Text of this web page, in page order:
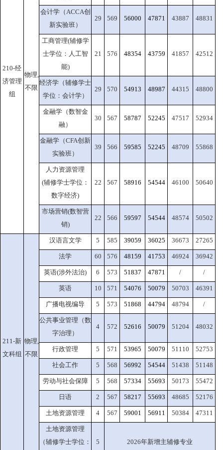
210-经
济管理
组
物理,
不限
会计学（ACCA创
新实验班）
29 569 56000 47871 43887 48831
工商管理(辅修学
士学位：人工智
能)
21 576 48354 43759 41857 42512
经济学（辅修学士
学位：会计学）
29 570 54913 48987 44315 48800
金融学（数智金
融）
30 567 58787 52245 47517 52934
金融学（CFA创新
实验班）
39 566 59585 52245 48709 55868
人力资源管理
(辅修学士学位：
数字经济)
22 567 58916 54544 46100 50640
市场营销(数智营
销)
22 566 59597 54544 48574 50502
211-新
文科组
物理,
不限
汉语言文学 5 585 39059 36025 36673 27265
法学 60 576 48159 41753 46924 36942
英语(涉外法治) 6 573 51837 47871 / /
英语 10 571 54076 50079 50703 46391
广播电视编导 5 573 51868 44794 48794 /
公共事业管理（数
字治理）
4 572 52616 50079 51204 48032
行政管理 5 571 53965 50079 51110 52753
社会工作 5 568 56992 54544 51438 51148
劳动与社会保障 5 568 57334 55693 50173 55472
日语 2 567 58217 55693 48685 52176
土地资源管理 4 567 59001 56911 50384 47311
土地资源管理
（辅修学士学位：
5 2026年新增主辅修专业